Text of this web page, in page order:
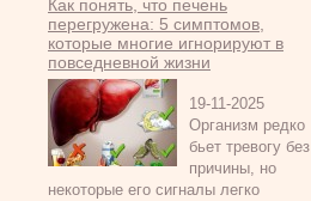
Как понять, что печень
перегружена: 5 симптомов,
которые многие игнорируют в
повседневной жизни
19-11-2025
Организм редко
бьет тревогу без
причины, но
некоторые его сигналы легко